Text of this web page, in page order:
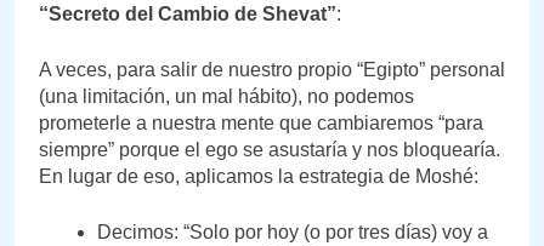
“Secreto del Cambio de Shevat”:
A veces, para salir de nuestro propio “Egipto” personal
(una limitación, un mal hábito), no podemos
prometerle a nuestra mente que cambiaremos “para
siempre” porque el ego se asustaría y nos bloquearía.
En lugar de eso, aplicamos la estrategia de Moshé:
Decimos: “Solo por hoy (o por tres días) voy a